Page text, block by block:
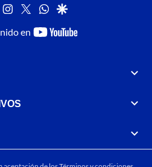
tiktok instagram
twitterwhatsapp
google
en
youtube-